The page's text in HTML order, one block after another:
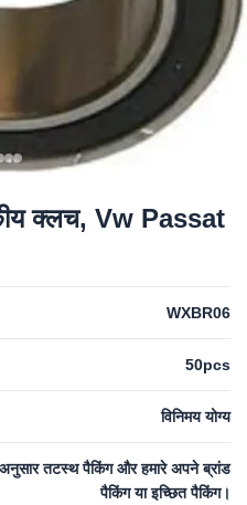
क्लच, Vw Passat
WXBR06
50pcs
विनिमय योग्य
तटस्थ पैकिंग और हमारे अपने ब्रांड
पैकिंग या इच्छित पैकिंग।